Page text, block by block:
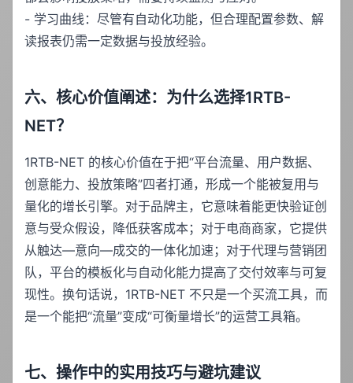
- 学习曲线：尽管有自动化功能，但合理配置参数、解
读报表仍需一定数据与投放经验。
六、核心价值阐述：为什么选择1RTB-
NET？
1RTB-NET 的核心价值在于把“平台流量、用户数据、
创意能力、投放策略”四者打通，形成一个能被复用与
量化的增长引擎。对于品牌主，它意味着能更快验证创
意与受众假设，降低获客成本；对于电商商家，它提供
从触达—意向—成交的一体化加速；对于代理与营销团
队，平台的模板化与自动化能力提高了交付效率与可复
现性。换句话说，1RTB-NET 不只是一个买流工具，而
是一个能把“流量”变成“可衡量增长”的运营工具箱。
七、操作中的实用技巧与避坑建议